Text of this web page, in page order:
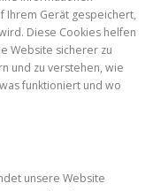
Ihrem Gerät gespeichert,
Diese Cookies helfen
Website sicherer zu
und zu verstehen, wie
funktioniert und wo
unsere Website